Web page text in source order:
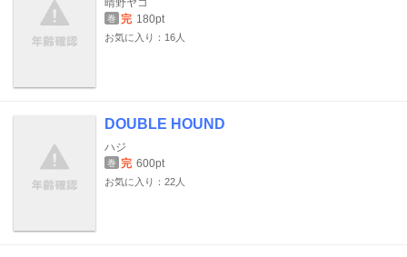
晴野ヤコ
巻 完 180pt
お気に入り：16人
DOUBLE HOUND
ハジ
巻 完 600pt
お気に入り：22人